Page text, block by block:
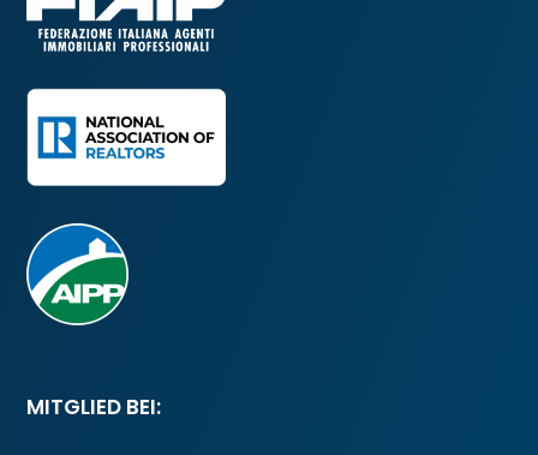
MITGLIED BEI: